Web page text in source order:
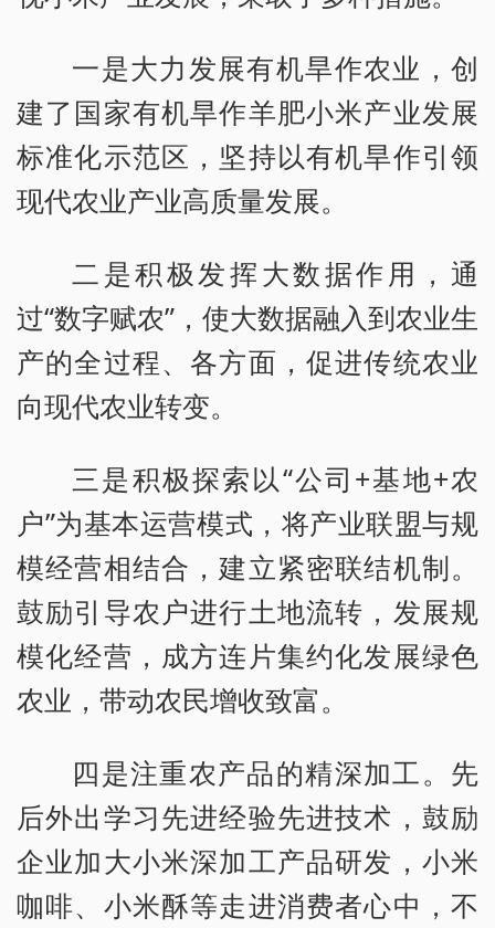
一是大力发展有机旱作农业，创
建了国家有机旱作羊肥小米产业发展
标准化示范区，坚持以有机旱作引领
现代农业产业高质量发展。
二是积极发挥大数据作用，通
过“数字赋农”，使大数据融入到农业生
产的全过程、各方面，促进传统农业
向现代农业转变。
三是积极探索以“公司+基地+农
户”为基本运营模式，将产业联盟与规
模经营相结合，建立紧密联结机制。
鼓励引导农户进行土地流转，发展规
模化经营，成方连片集约化发展绿色
农业，带动农民增收致富。
四是注重农产品的精深加工。先
后外出学习先进经验先进技术，鼓励
企业加大小米深加工产品研发，小米
咖啡、小米酥等走进消费者心中，不